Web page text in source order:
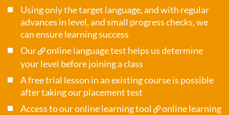
Using only the target language, and with regular
advances in level, and small progress checks, we
can ensure learning success
Our
online language test helps us determine
your level before joining a class
A free trial lesson in an existing course is possible
after taking our placement test
Access to our online learning tool
online learning